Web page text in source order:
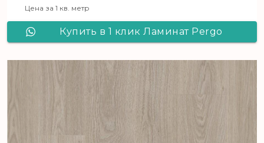
Цена за 1 кв. метр
Купить в 1 клик Ламинат Pergo
аутентичный светлый L1257-03468